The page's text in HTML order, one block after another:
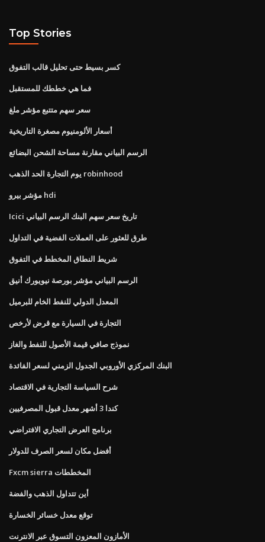
Top Stories
كسر بسيط حتى تحليل قالب التفوق
فما هي خططك للمستقبل
سعر سهم متتبع مؤشر ملغ
أسعار الألومنيوم مصغرة التاريخية
الرسم البياني مقارنة مساحة الشحن البضائع
يوم التجارة الحد الذهب robinhood
مؤشر بيرو hdi
Icici تاريخ سعر سهم البنك الرسم البياني
طرق للعثور على العملات الفضية في التداول
شريط النطاق المخطط في التفوق
الرسم البياني مؤشر بورصة نيويورك أنيق
المعدل الدولي للنفط الخام للبرميل
التجارة في السيارة مع قرض لأرخص
نموذج صافي قيمة الأصول للنفط والغاز
البنك المركزي الأوروبي الجدول الزمني لسعر الفائدة
شرح السياسة التجارية في الاقتصاد
كندا 3 أشهر معدل قبول المصرفيين
برنامج العرض التجاري الافتراضي
أفضل مكان لسعر الصرف للدولار
Fxcm sierra المخططات
أين تتداول الذهب والفضة
توقع معدل خسائر الخسارة
الأمازون المعزون التسوق عبر الانترنت